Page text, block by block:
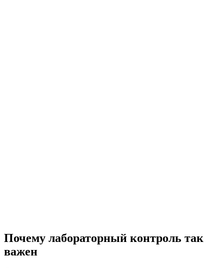
Почему лабораторный контроль так
важен